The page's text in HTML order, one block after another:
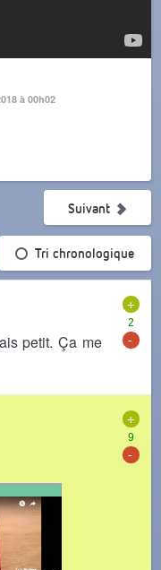
à 00h02
Tri chronologique
Suivant
+
2
-
petit. Ça me
+
9
-